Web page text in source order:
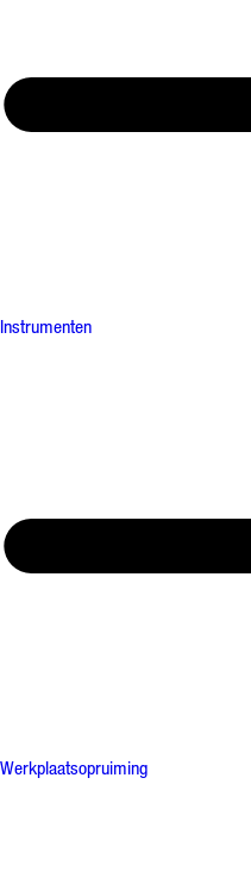
Instrumenten
Werkplaatsopruiming